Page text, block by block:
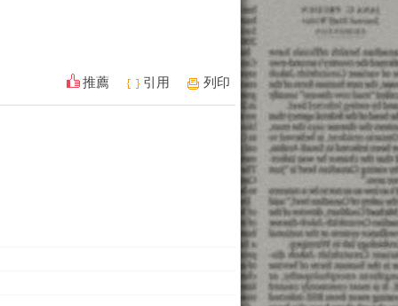
推薦 引用 列印